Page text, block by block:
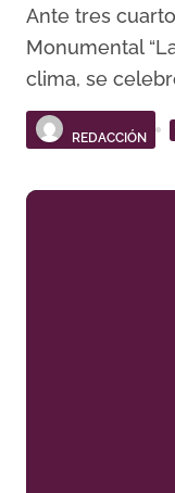
Ante tres cuartos de entrada en el coso
Monumental
clima, se
REDACCIÓN